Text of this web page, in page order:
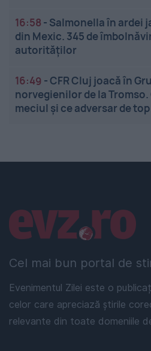
16:58 - Salmonella în ardei
din Mexic. 345 de
autorităților
16:49 -CFR Cluj joacă în
norvegienilor de la
meciul și ce adversar de
Cel mai bun portal de
Evenimentul Zilei este o
celor care apreciază știrile
relevante din toate domeniile
Linkuri utile